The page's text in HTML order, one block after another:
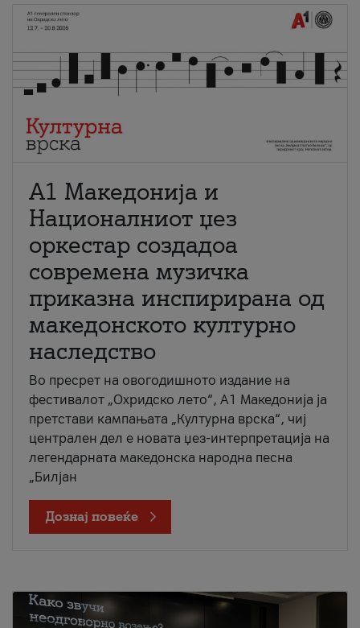
А1 Македонија и
Националниот џез
оркестар создадоа
современа музичка
приказна инспирирана од
македонското културно
наследство
Во пресрет на овогодишното издание на
фестивалот „Охридско лето“, А1 Македонија ја
претстави кампањата „Културна врска“, чиј
централен дел е новата џез-интерпретација на
легендарната македонска народна песна
„Билјан
Дознај повеќе